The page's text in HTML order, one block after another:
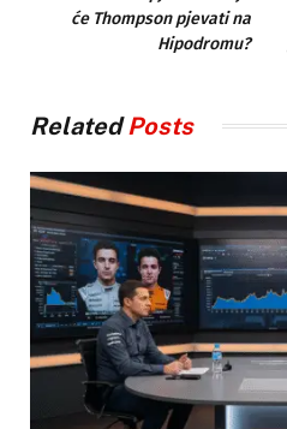
će Thompson pjevati na
Hipodromu?
RelatedPosts